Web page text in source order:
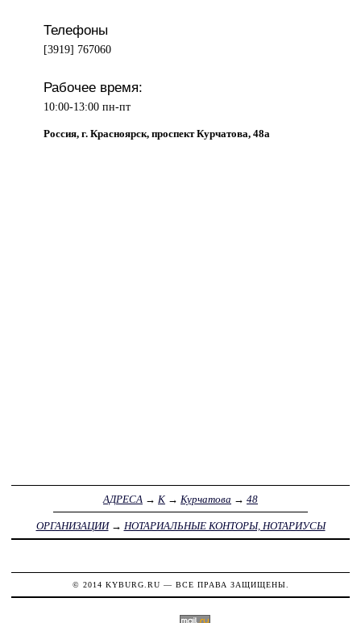
Телефоны
[3919] 767060
Рабочее время:
10:00-13:00 пн-пт
Россия, г. Красноярск, проспект Курчатова, 48а
АДРЕСА → К → Курчатова → 48
ОРГАНИЗАЦИИ→ НОТАРИАЛЬНЫЕ КОНТОРЫ, НОТАРИУСЫ
© 2014 KYBURG.RU — ВСЕ ПРАВА ЗАЩИЩЕНЫ.